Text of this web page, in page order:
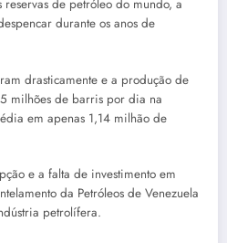
de petróleo do mundo, a
durante os anos de
drasticamente e a produção de
milhões de barris por dia na
em apenas 1,14 milhão de
e a falta de investimento em
da Petróleos de Venezuela
petrolífera.